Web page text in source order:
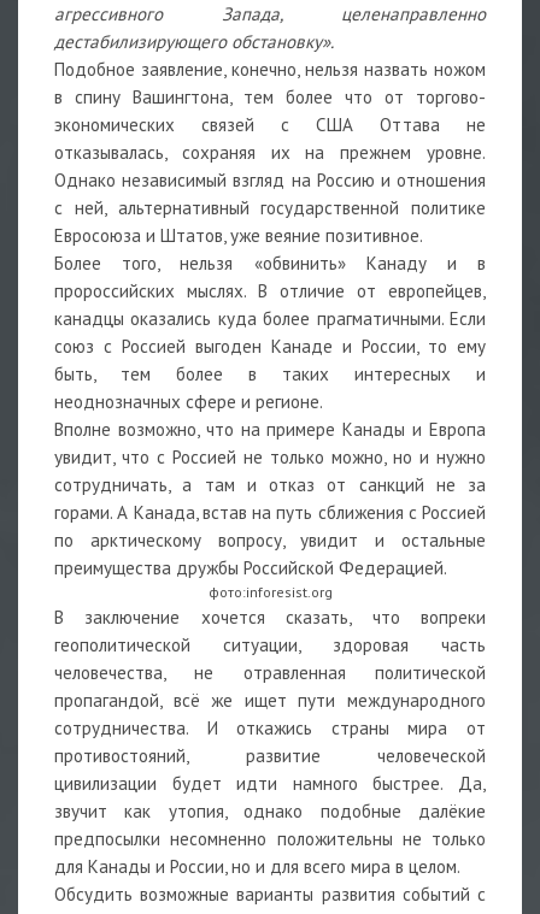
агрессивного Запада, целенаправленно
дестабилизирующего обстановку».
Подобное заявление, конечно, нельзя назвать ножом
в спину Вашингтона, тем более что от торгово-
экономических связей с США Оттава не
отказывалась, сохраняя их на прежнем уровне.
Однако независимый взгляд на Россию и отношения
с ней, альтернативный государственной политике
Евросоюза и Штатов, уже веяние позитивное.
Более того, нельзя «обвинить» Канаду и в
пророссийских мыслях. В отличие от европейцев,
канадцы оказались куда более прагматичными. Если
союз с Россией выгоден Канаде и России, то ему
быть, тем более в таких интересных и
неоднозначных сфере и регионе.
Вполне возможно, что на примере Канады и Европа
увидит, что с Россией не только можно, но и нужно
сотрудничать, а там и отказ от санкций не за
горами. А Канада, встав на путь сближения с Россией
по арктическому вопросу, увидит и остальные
преимущества дружбы Российской Федерацией.
фото:inforesist.org
В заключение хочется сказать, что вопреки
геополитической ситуации, здоровая часть
человечества, не отравленная политической
пропагандой, всё же ищет пути международного
сотрудничества. И откажись страны мира от
противостояний, развитие человеческой
цивилизации будет идти намного быстрее. Да,
звучит как утопия, однако подобные далёкие
предпосылки несомненно положительны не только
для Канады и России, но и для всего мира в целом.
Обсудить возможные варианты развития событий с